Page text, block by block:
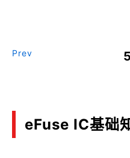
Prev 5
eFuse IC基础